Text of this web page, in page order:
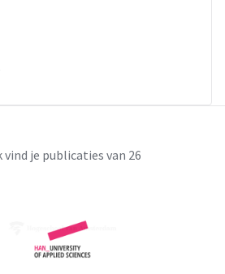
vind je publicaties van 26